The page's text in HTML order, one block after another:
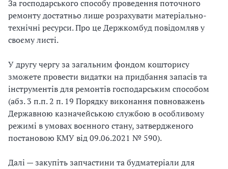
За господарського способу проведення поточного
ремонту достатньо лише розрахувати матеріально-
технічні ресурси. Про це Держкомбуд повідомляв у
своєму листі.
У другу чергу за загальним фондом кошторису
зможете провести видатки на придбання запасів та
інструментів для ремонтів господарським способом
(абз. 3 п.п. 2 п. 19 Порядку виконання повноважень
Державною казначейською службою в особливому
режимі в умовах воєнного стану, затвердженого
постановою КМУ від 09.06.2021 № 590).
Далі — закупіть запчастини та будматеріали для